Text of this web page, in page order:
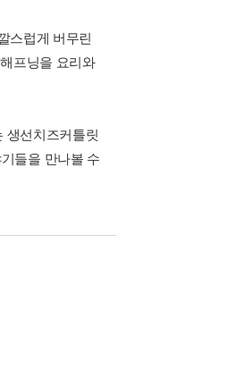
스럽게 버무린
프닝을 요리와
생선치즈커틀릿
들을 만나볼 수